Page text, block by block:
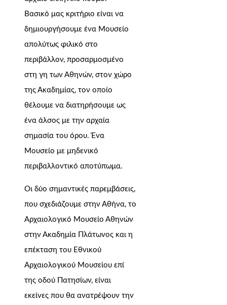
Βασικό μας κριτήριο είναι να
δημιουργήσουμε ένα Μουσείο
απολύτως φιλικό στο
περιβάλλον, προσαρμοσμένο
στη γη των Αθηνών, στον χώρο
της Ακαδημίας, τον οποίο
θέλουμε να διατηρήσουμε ως
ένα άλσος με την αρχαία
σημασία του όρου. Ένα
Μουσείο με μηδενικό
περιβαλλοντικό αποτύπωμα.
Οι δύο σημαντικές παρεμβάσεις,
που σχεδιάζουμε στην Αθήνα, το
Αρχαιολογικό Μουσείο Αθηνών
στην Ακαδημία Πλάτωνος και η
επέκταση του Εθνικού
Αρχαιολογικού Μουσείου επί
της οδού Πατησίων, είναι
εκείνες που θα ανατρέψουν την